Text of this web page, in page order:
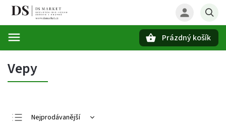
Prázdný košík
Vepy
Nejprodávanější